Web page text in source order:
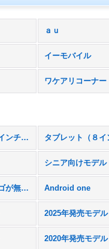
ａｕ
イーモバイル
ワケアリコーナー
タブレット（１０インチクラス）
シニア向けモデル
本体にキャリアロゴが無いスマホモック Android one
2025年発売モデル
2020年発売モデル